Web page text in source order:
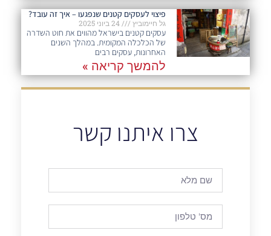
פיצוי לעסקים קטנים שנפגעו – איך זה עובד?
גל חיימוביץ
עסקים קטנים בישראל מהווים את חוט השדרה
של הכלכלה המקומית. במהלך השנים
האחרונות, עסקים רבים
להמשך קריאה »
צרו איתנו קשר